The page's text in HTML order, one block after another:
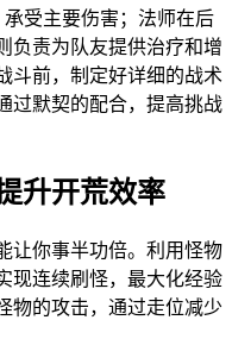
受主要伤害；法师在后
负责为队友提供治疗和增
斗前，制定好详细的战术
过默契的配合，提高挑战
升开荒效率
让你事半功倍。利用怪物
现连续刷怪，最大化经验
物的攻击，通过走位减少